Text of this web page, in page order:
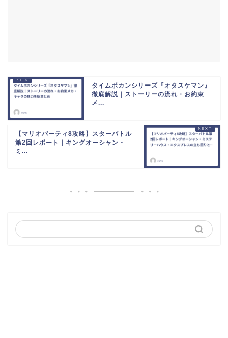
タイムボカンシリーズ『オタスケマン』
徹底解説｜ストーリーの流れ・お約束
メ...
【マリオパーティ8攻略】スターバトル
第2回レポート｜キングオーシャン・
ミ...